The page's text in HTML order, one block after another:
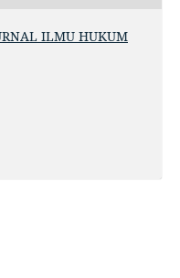
ILMU HUKUM